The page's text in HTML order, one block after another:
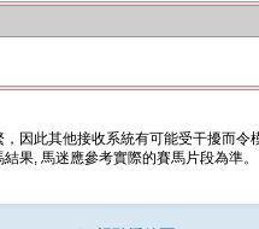
因此其他接收系統有可能受干擾而令
果, 馬迷應參考實際的賽馬片段為準。